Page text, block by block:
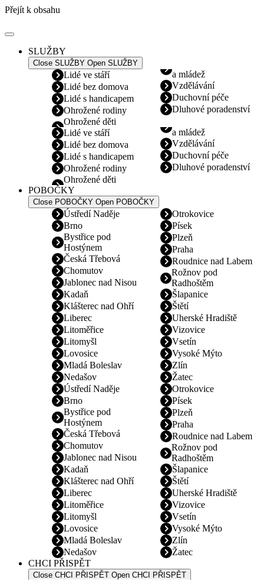
Přejít k obsahu
SLUŽBY
Close SLUŽBY Open SLUŽBY
Lidé ve stáří
Lidé bez domova
Lidé s handicapem
Ohrožené rodiny
Ohrožené děti
a mládež
Vzdělávání
Duchovní péče
Dluhové poradenství
Lidé ve stáří
Lidé bez domova
Lidé s handicapem
Ohrožené rodiny
Ohrožené děti
a mládež
Vzdělávání
Duchovní péče
Dluhové poradenství
POBOČKY
Close POBOČKY Open POBOČKY
Ústředí Naděje
Brno
Bystřice pod
Hostýnem
Česká Třebová
Chomutov
Jablonec nad Nisou
Kadaň
Klášterec nad Ohří
Liberec
Litoměřice
Litomyšl
Lovosice
Mladá Boleslav
Nedašov
Otrokovice
Písek
Plzeň
Praha
Roudnice nad Labem
Rožnov pod
Radhoštěm
Šlapanice
Štětí
Uherské Hradiště
Vizovice
Vsetín
Vysoké Mýto
Zlín
Žatec
Ústředí Naděje
Brno
Bystřice pod
Hostýnem
Česká Třebová
Chomutov
Jablonec nad Nisou
Kadaň
Klášterec nad Ohří
Liberec
Litoměřice
Litomyšl
Lovosice
Mladá Boleslav
Nedašov
Otrokovice
Písek
Plzeň
Praha
Roudnice nad Labem
Rožnov pod
Radhoštěm
Šlapanice
Štětí
Uherské Hradiště
Vizovice
Vsetín
Vysoké Mýto
Zlín
Žatec
CHCI PŘISPĚT
Close CHCI PŘISPĚT Open CHCI PŘISPĚT